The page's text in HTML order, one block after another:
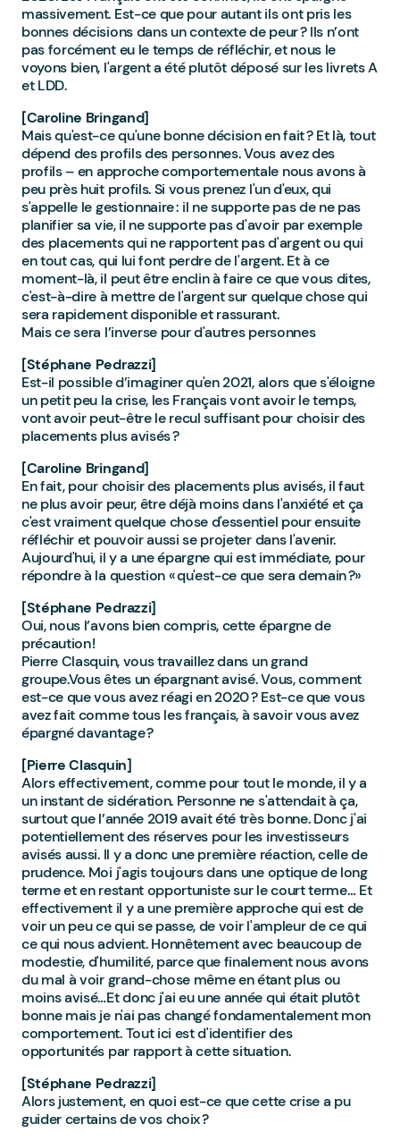
massivement. Est-ce que pour autant ils ont pris les
bonnes décisions dans un contexte de peur ? Ils n’ont
pas forcément eu le temps de réfléchir, et nous le
voyons bien, l'argent a été plutôt déposé sur les livrets A
et LDD.
[Caroline Bringand]
Mais qu'est-ce qu'une bonne décision en fait ? Et là, tout
dépend des profils des personnes. Vous avez des
profils – en approche comportementale nous avons à
peu près huit profils. Si vous prenez l'un d'eux, qui
s'appelle le gestionnaire : il ne supporte pas de ne pas
planifier sa vie, il ne supporte pas d'avoir par exemple
des placements qui ne rapportent pas d'argent ou qui
en tout cas, qui lui font perdre de l'argent. Et à ce
moment-là, il peut être enclin à faire ce que vous dites,
c'est-à-dire à mettre de l'argent sur quelque chose qui
sera rapidement disponible et rassurant.
Mais ce sera l’inverse pour d'autres personnes
[Stéphane Pedrazzi]
Est-il possible d’imaginer qu'en 2021, alors que s'éloigne
un petit peu la crise, les Français vont avoir le temps,
vont avoir peut-être le recul suffisant pour choisir des
placements plus avisés ?
[Caroline Bringand]
En fait, pour choisir des placements plus avisés, il faut
ne plus avoir peur, être déjà moins dans l'anxiété et ça
c'est vraiment quelque chose d'essentiel pour ensuite
réfléchir et pouvoir aussi se projeter dans l'avenir.
Aujourd'hui, il y a une épargne qui est immédiate, pour
répondre à la question « qu'est-ce que sera demain ?»
[Stéphane Pedrazzi]
Oui, nous l’avons bien compris, cette épargne de
précaution !
Pierre Clasquin, vous travaillez dans un grand
groupe.Vous êtes un épargnant avisé. Vous, comment
est-ce que vous avez réagi en 2020 ? Est-ce que vous
avez fait comme tous les français, à savoir vous avez
épargné davantage ?
[Pierre Clasquin]
Alors effectivement, comme pour tout le monde, il y a
un instant de sidération. Personne ne s'attendait à ça,
surtout que l’année 2019 avait été très bonne. Donc j'ai
potentiellement des réserves pour les investisseurs
avisés aussi. Il y a donc une première réaction, celle de
prudence. Moi j'agis toujours dans une optique de long
terme et en restant opportuniste sur le court terme… Et
effectivement il y a une première approche qui est de
voir un peu ce qui se passe, de voir l'ampleur de ce qui
ce qui nous advient. Honnêtement avec beaucoup de
modestie, d'humilité, parce que finalement nous avons
du mal à voir grand-chose même en étant plus ou
moins avisé…Et donc j'ai eu une année qui était plutôt
bonne mais je n'ai pas changé fondamentalement mon
comportement. Tout ici est d'identifier des
opportunités par rapport à cette situation.
[Stéphane Pedrazzi]
Alors justement, en quoi est-ce que cette crise a pu
guider certains de vos choix ?